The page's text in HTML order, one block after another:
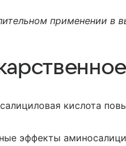
применении в
кислота
эффекты